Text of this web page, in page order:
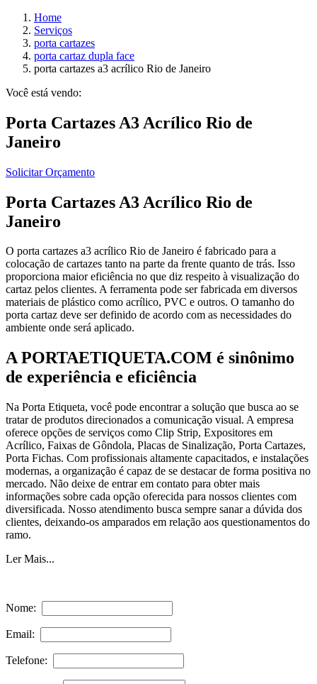
Home
Serviços
porta cartazes
porta cartaz dupla face
porta cartazes a3 acrílico Rio de Janeiro
Você está vendo:
Porta Cartazes A3 Acrílico Rio de
Janeiro
Solicitar Orçamento
Porta Cartazes A3 Acrílico Rio de
Janeiro
O porta cartazes a3 acrílico Rio de Janeiro é fabricado para a
colocação de cartazes tanto na parte da frente quanto de trás. Isso
proporciona maior eficiência no que diz respeito à visualização do
cartaz pelos clientes. A ferramenta pode ser fabricada em diversos
materiais de plástico como acrílico, PVC e outros. O tamanho do
porta cartaz deve ser definido de acordo com as necessidades do
ambiente onde será aplicado.
A PORTAETIQUETA.COM é sinônimo
de experiência e eficiência
Na Porta Etiqueta, você pode encontrar a solução que busca ao se
tratar de produtos direcionados a comunicação visual. A empresa
oferece opções de serviços como Clip Strip, Expositores em
Acrílico, Faixas de Gôndola, Placas de Sinalização, Porta Cartazes,
Porta Fichas. Com profissionais altamente capacitados, e instalações
modernas, a organização é capaz de se destacar de forma positiva no
mercado. Não deixe de entrar em contato para obter mais
informações sobre cada opção oferecida para nossos clientes com
diversificada. Nosso atendimento busca sempre sanar a dúvida dos
clientes, deixando-os amparados em relação aos questionamentos do
ramo.
Ler Mais...
Nome:
Email:
Telefone: